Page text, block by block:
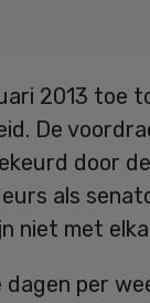
2013 toe
De
door
als
niet met
per